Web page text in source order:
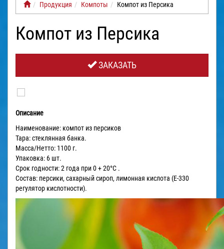
КОНТАКТЫ
ДОСТАВКА
ОТЗЫВЫ
Продукция Компоты Компот из Персика
Компот из Персика
ЗАКАЗАТЬ
Описание
Наименование: компот из персиков
Тара: стеклянная банка.
Масса/Нетто: 1100 г.
Упаковка: 6 шт.
Срок годности: 2 года при 0 + 20°С .
Состав: персики, сахарный сироп, лимонная кислота (Е-330
регулятор кислотности).